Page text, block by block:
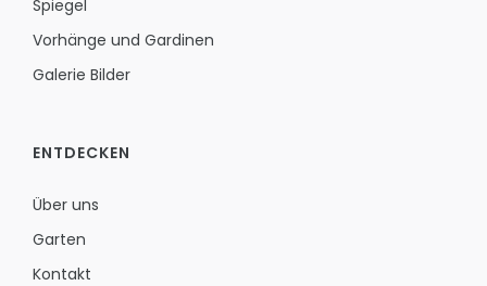
Spiegel
Vorhänge und Gardinen
Galerie Bilder
ENTDECKEN
Über uns
Garten
Kontakt